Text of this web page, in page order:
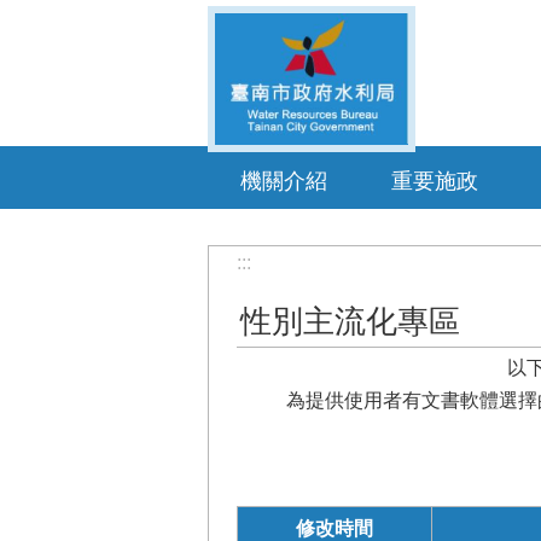
機關介紹 重要施政
:::
性別主流化專區
以
為提供使用者有文書軟體選
修改時間